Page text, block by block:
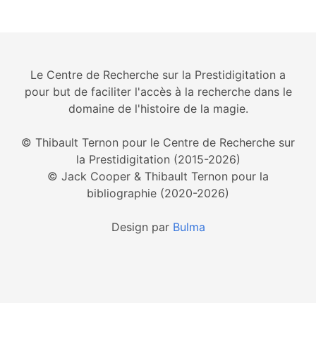
Le Centre de Recherche sur la Prestidigitation a
pour but de faciliter l'accès à la recherche dans le
domaine de l'histoire de la magie.
© Thibault Ternon pour le Centre de Recherche sur
la Prestidigitation (2015-2026)
© Jack Cooper & Thibault Ternon pour la
bibliographie (2020-2026)
Design par Bulma